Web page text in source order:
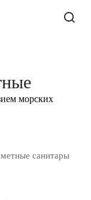
морских
санитары